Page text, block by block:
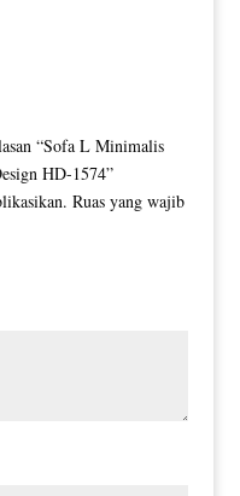
“Sofa L Minimalis
HD-1574”
Ruas yang wajib